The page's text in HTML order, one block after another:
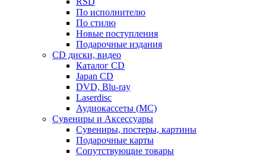
По исполнителю
По стилю
Новые поступления
Подарочные издания
CD диски, видео
Каталог CD
Japan CD
DVD, Blu-ray
Laserdisc
Аудиокассеты (MC)
Сувениры и Аксессуары
Сувениры, постеры, картины
Подарочные карты
Сопутствующие товары